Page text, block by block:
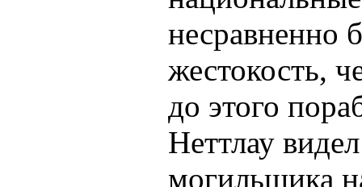
несравненно
жестокость,
до этого
Неттлау
могильщика